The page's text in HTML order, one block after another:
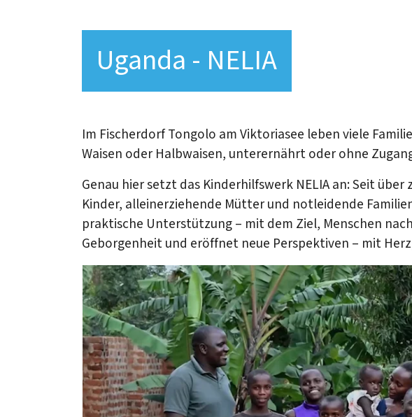
Uganda - NELIA
Im Fischerdorf Tongolo am Viktoriasee leben viele
Waisen oder Halbwaisen, unterernährt oder ohne
Genau hier setzt das Kinderhilfswerk NELIA an: Seit
Kinder, alleinerziehende Mütter und notleidende
praktische Unterstützung – mit dem Ziel, Menschen
Geborgenheit und eröffnet neue Perspektiven – mit